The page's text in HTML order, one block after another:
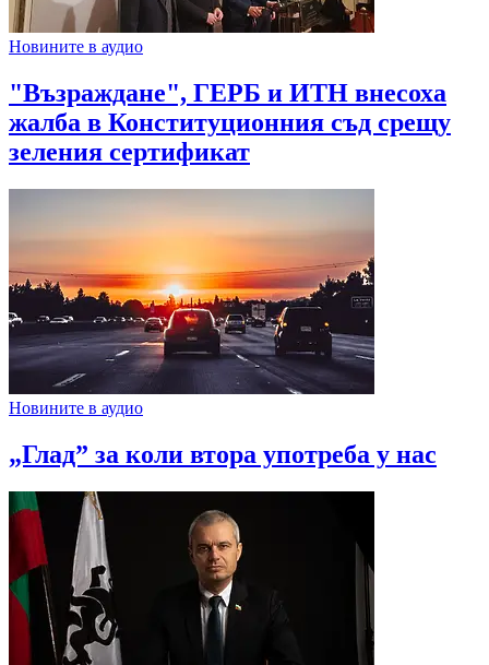
Новините в аудио
"Възраждане", ГЕРБ и ИТН внесоха
жалба в Конституционния съд срещу
зеления сертификат
Новините в аудио
„Глад” за коли втора употреба у нас